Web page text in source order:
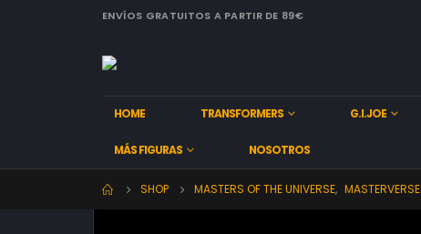
ENVÍOS GRATUITOS A PARTIR DE 89€
HOME TRANSFORMERS G.I.JOE
MÁS FIGURAS NOSOTROS
SHOP MASTERS OF THE UNIVERSE, MASTERVERSE